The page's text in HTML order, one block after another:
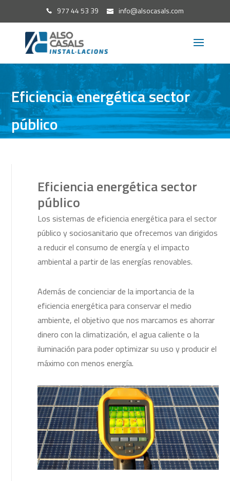
977 44 53 39 info@alsocasals.com
Eficiencia energética sector
público
Eficiencia energética sector
público
Los sistemas de eficiencia energética para el sector
público y sociosanitario que ofrecemos van dirigidos
a reducir el consumo de energía y el impacto
ambiental a partir de las energías renovables.
Además de concienciar de la importancia de la
eficiencia energética para conservar el medio
ambiente, el objetivo que nos marcamos es ahorrar
dinero con la climatización, el agua caliente o la
iluminación para poder optimizar su uso y producir el
máximo con menos energía.